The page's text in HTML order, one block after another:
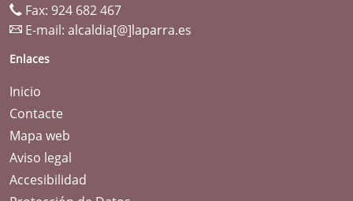
Fax: 924 682 467
E-mail: alcaldia[@]laparra.es
Enlaces
Inicio
Contacte
Mapa web
Aviso legal
Accesibilidad